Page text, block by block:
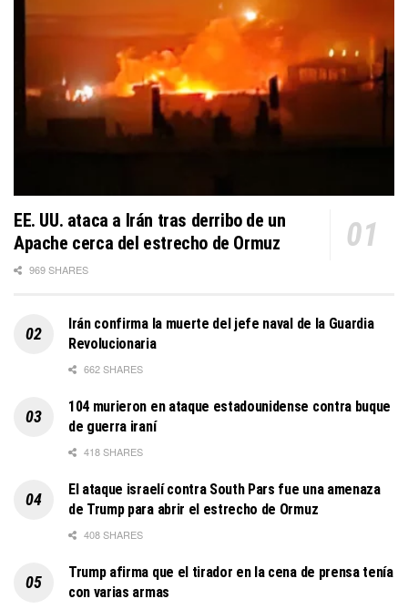
EE. UU. ataca a Irán tras derribo de un
Apache cerca del estrecho de Ormuz
969 SHARES
Irán confirma la muerte del jefe naval de la Guardia
Revolucionaria
662 SHARES
104 murieron en ataque estadounidense contra buque
de guerra iraní
418 SHARES
El ataque israelí contra South Pars fue una amenaza
de Trump para abrir el estrecho de Ormuz
408 SHARES
Trump afirma que el tirador en la cena de prensa tenía
con varias armas